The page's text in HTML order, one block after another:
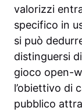
valorizzi
specifico in
si può
distinguersi
gioco open-
l’obiettivo di
pubblico